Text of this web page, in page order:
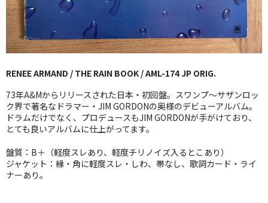
全商品
JAZZ-US
BLUE NOTE
JAZZ-EU
JAZZ-JP
JAZZ-VOCAL
J-POP
ROCK
RENEE ARMAND / THE RAIN BOOK / AML-174 JP ORIG.
73年A&Mからリリースされた日本・初回盤。スワンプ〜サザンロッ
ク界で著名なドラマー・JIM GORDONの奥様のデビューアルバム。
ドラムだけでなく、プロデュースもJIM GORDONが手がけており、
とても良いアルバムに仕上がってます。
盤質：B＋（軽度スレあり、軽度チリノイズ入るとこあり）
ジャケット：縁・角に軽度スレ・しわ、帯なし、歌詞カード・ライ
ナーあり。